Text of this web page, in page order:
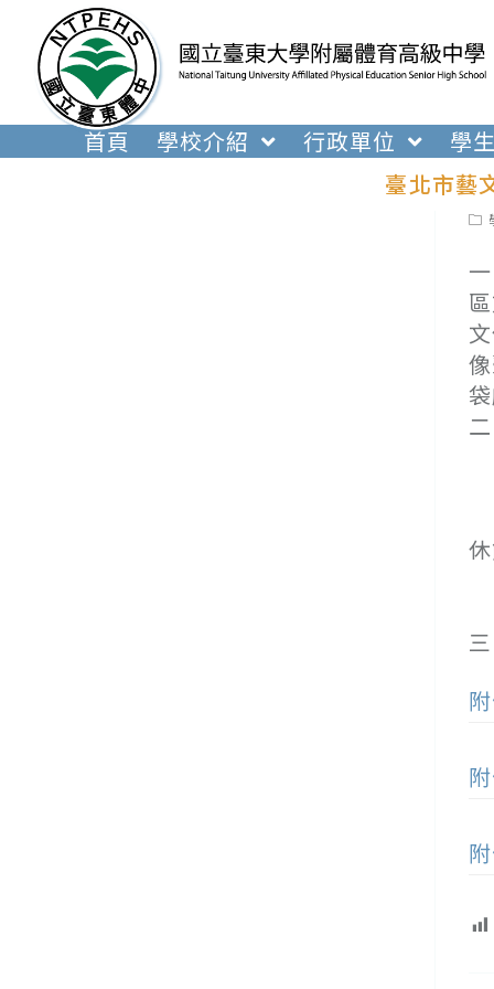
內
首頁 學校介紹 行政單位 學
臺北市藝